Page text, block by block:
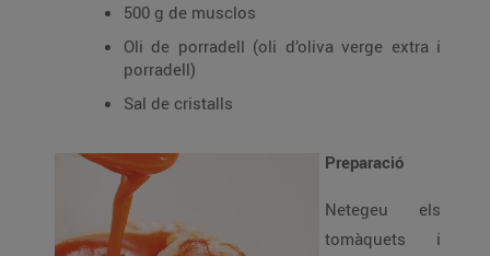
500 g de musclos
Oli de porradell (oli d’oliva verge extra i
porradell)
Sal de cristalls
Preparació
Netegeu els
tomàquets i